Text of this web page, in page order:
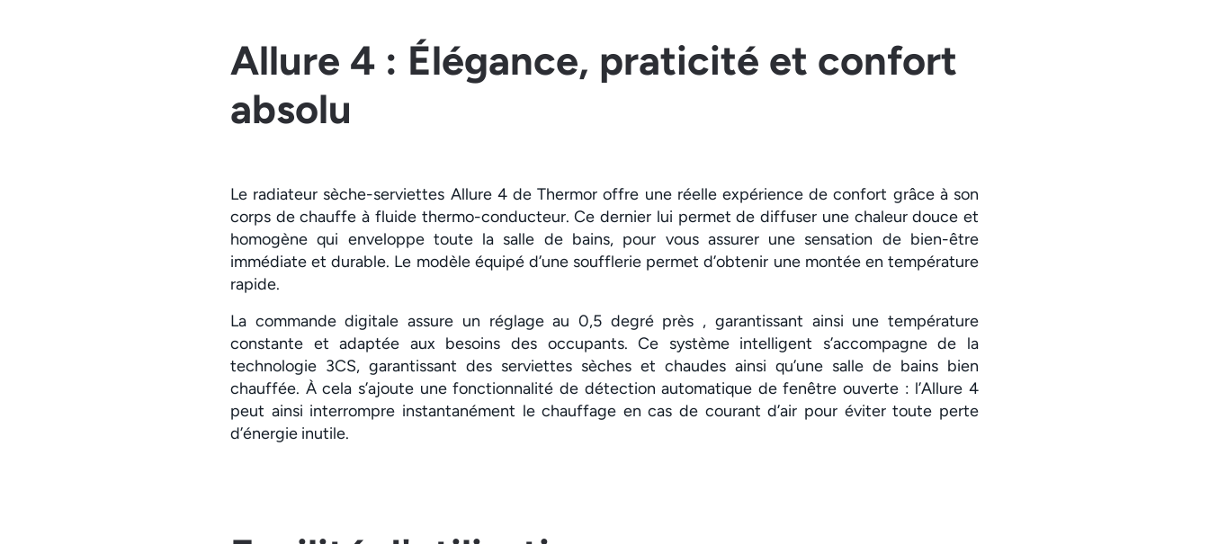
Allure 4 : Élégance, praticité et confort
absolu
Le radiateur sèche-serviettes Allure 4 de Thermor offre une réelle expérience de confort grâce à son
corps de chauffe à fluide thermo-conducteur. Ce dernier lui permet de diffuser une chaleur douce et
homogène qui enveloppe toute la salle de bains, pour vous assurer une sensation de bien-être
immédiate et durable. Le modèle équipé d’une soufflerie permet d’obtenir une montée en température
rapide.
La commande digitale assure un réglage au 0,5 degré près , garantissant ainsi une température
constante et adaptée aux besoins des occupants. Ce système intelligent s’accompagne de la
technologie 3CS, garantissant des serviettes sèches et chaudes ainsi qu’une salle de bains bien
chauffée. À cela s’ajoute une fonctionnalité de détection automatique de fenêtre ouverte : l’Allure 4
peut ainsi interrompre instantanément le chauffage en cas de courant d’air pour éviter toute perte
d’énergie inutile.